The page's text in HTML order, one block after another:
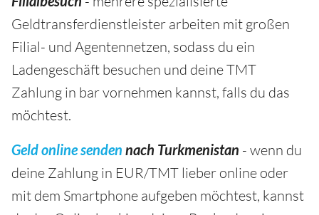
Geldtransferdienstleister arbeiten mit großen
Filial- und Agentennetzen, sodass du ein
Ladengeschäft besuchen und deine TMT
Zahlung in bar vornehmen kannst, falls du das
möchtest.
Geld online senden nach Turkmenistan - wenn du
deine Zahlung in EUR/TMT lieber online oder
mit dem Smartphone aufgeben möchtest, kannst